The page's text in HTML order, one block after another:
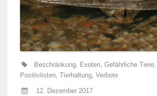
Beschränkung, Exoten, Gefährliche Tiere,
Positivlisten, Tierhaltung, Verbote
12. Dezember 2017